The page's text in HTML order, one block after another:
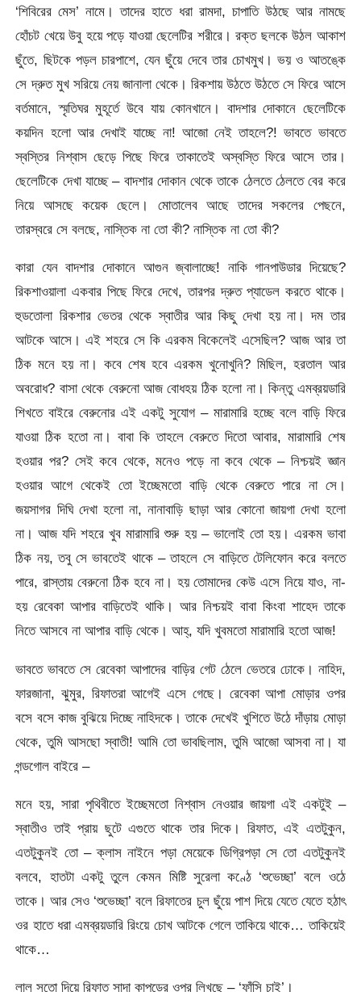
‘শিবিরের মেস’ নামে। তাদের হাতে ধরা রামদা, চাপাতি উঠছে আর নামছে
হোঁচট খেয়ে উবু হয়ে পড়ে যাওয়া ছেলেটির শরীরে। রক্ত ছলকে উঠল আকাশ
ছুঁতে, ছিটকে পড়ল চারপাশে, যেন ছুঁয়ে দেবে তার চোখমুখ। ভয় ও আতঙ্কে
সে দ্রুত মুখ সরিয়ে নেয় জানালা থেকে। রিকশায় উঠতে উঠতে সে ফিরে আসে
বর্তমানে, স্মৃতিঘর মুহূর্তে উবে যায় কোনখানে। বাদশার দোকানে ছেলেটিকে
কয়দিন হলো আর দেখাই যাচ্ছে না! আজো নেই তাহলে?! ভাবতে ভাবতে
স্বস্তির নিশ্বাস ছেড়ে পিছে ফিরে তাকাতেই অস্বস্তি ফিরে আসে তার।
ছেলেটিকে দেখা যাচ্ছে – বাদশার দোকান থেকে তাকে ঠেলতে ঠেলতে বের করে
নিয়ে আসছে কয়েক ছেলে। মোতালেব আছে তাদের সকলের পেছনে,
তারস্বরে সে বলছে, নাস্তিক না তো কী? নাস্তিক না তো কী?
কারা যেন বাদশার দোকানে আগুন জ্বালাচ্ছে! নাকি গানপাউডার দিয়েছে?
রিকশাওয়ালা একবার পিছে ফিরে দেখে, তারপর দ্রুত প্যাডেল করতে থাকে।
হুডতোলা রিকশার ভেতর থেকে স্বাতীর আর কিছু দেখা হয় না। দম তার
আটকে আসে। এই শহরে সে কি এরকম বিকেলেই এসেছিল? আজ আর তা
ঠিক মনে হয় না। কবে শেষ হবে এরকম খুনোখুনি? মিছিল, হরতাল আর
অবরোধ? বাসা থেকে বেরুনো আজ বোধহয় ঠিক হলো না। কিন্তু এমব্রয়ডারি
শিখতে বাইরে বেরুনোর এই একটু সুযোগ – মারামারি হচ্ছে বলে বাড়ি ফিরে
যাওয়া ঠিক হতো না। বাবা কি তাহলে বেরুতে দিতো আবার, মারামারি শেষ
হওয়ার পর? সেই কবে থেকে, মনেও পড়ে না কবে থেকে – নিশ্চয়ই জ্ঞান
হওয়ার আগে থেকেই তো ইচ্ছেমতো বাড়ি থেকে বেরুতে পারে না সে।
জয়সাগর দিঘি দেখা হলো না, নানাবাড়ি ছাড়া আর কোনো জায়গা দেখা হলো
না। আজ যদি শহরে খুব মারামারি শুরু হয় – ভালোই তো হয়। এরকম ভাবা
ঠিক নয়, তবু সে ভাবতেই থাকে – তাহলে সে বাড়িতে টেলিফোন করে বলতে
পারে, রাস্তায় বেরুনো ঠিক হবে না। হয় তোমাদের কেউ এসে নিয়ে যাও, না-
হয় রেবেকা আপার বাড়িতেই থাকি। আর নিশ্চয়ই বাবা কিংবা শাহেদ তাকে
নিতে আসবে না আপার বাড়ি থেকে। আহ্, যদি খুবমতো মারামারি হতো আজ!
ভাবতে ভাবতে সে রেবেকা আপাদের বাড়ির গেট ঠেলে ভেতরে ঢোকে। নাহিদ,
ফারজানা, ঝুমুর, রিফাতরা আগেই এসে গেছে। রেবেকা আপা মোড়ার ওপর
বসে বসে কাজ বুঝিয়ে দিচ্ছে নাহিদকে। তাকে দেখেই খুশিতে উঠে দাঁড়ায় মোড়া
থেকে, তুমি আসছো স্বাতী! আমি তো ভাবছিলাম, তুমি আজো আসবা না। যা
গন্ডগোল বাইরে –
মনে হয়, সারা পৃথিবীতে ইচ্ছেমতো নিশ্বাস নেওয়ার জায়গা এই একটুই –
স্বাতীও তাই প্রায় ছুটে এগুতে থাকে তার দিকে। রিফাত, এই এতটুকুন,
এতটুকুনই তো – ক্লাস নাইনে পড়া মেয়েকে ডিগ্রিপড়া সে তো এতটুকুনই
বলবে, হাতটা একটু তুলে কেমন মিষ্টি সুরেলা কণ্ঠে ‘শুভেচ্ছা’ বলে ওঠে
তাকে। আর সেও ‘শুভেচ্ছা’ বলে রিফাতের চুল ছুঁয়ে পাশ দিয়ে যেতে যেতে হঠাৎ
ওর হাতে ধরা এমব্রয়ডারি রিংয়ে চোখ আটকে গেলে তাকিয়ে থাকে… তাকিয়েই
থাকে…
লাল সুতো দিয়ে রিফাত সাদা কাপড়ের ওপর লিখছে – ‘ফাঁসি চাই’।